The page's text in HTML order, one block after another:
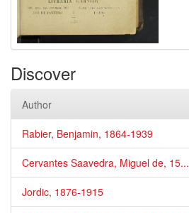
Discover
Author
Rabier, Benjamin, 1864-1939
Cervantes Saavedra, Miguel de, 15...
Jordic, 1876-1915